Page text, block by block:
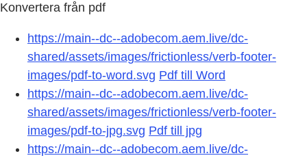
Konvertera från pdf
https://main--dc--adobecom.aem.live/dc-
shared/assets/images/frictionless/verb-footer-
images/pdf-to-word.svg Pdf till Word
https://main--dc--adobecom.aem.live/dc-
shared/assets/images/frictionless/verb-footer-
images/pdf-to-jpg.svg Pdf till jpg
https://main--dc--adobecom.aem.live/dc-